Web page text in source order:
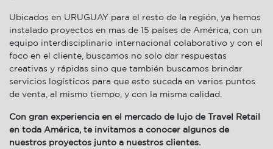
Ubicados en URUGUAY para el resto de la región, ya hemos
instalado proyectos en mas de 15 países de América, con un
equipo interdisciplinario internacional colaborativo y con el
foco en el cliente, buscamos no solo dar respuestas
creativas y rápidas sino que también buscamos brindar
servicios logísticos para que esto suceda en varios puntos
de venta, al mismo tiempo, y con la misma calidad.
Con gran experiencia en el mercado de lujo de Travel Retail
en toda América, te invitamos a conocer algunos de
nuestros proyectos junto a nuestros clientes.